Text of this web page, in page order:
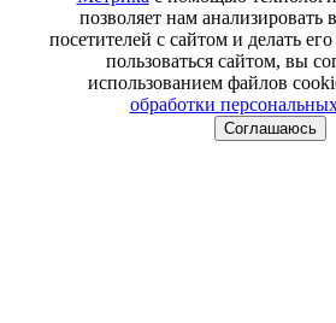
позволяет нам анализировать
посетителей с сайтом и делать
пользоваться сайтом, вы
использованием файлов
обработки
Соглашаюсь